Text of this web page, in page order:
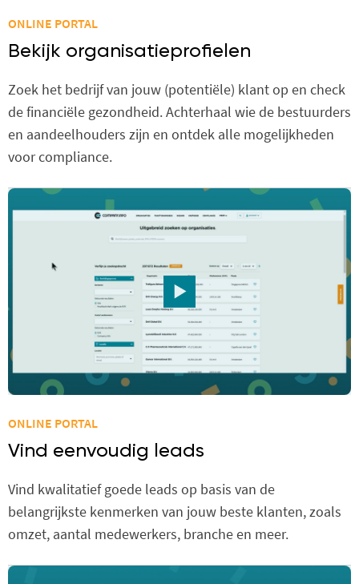
ONLINE PORTAL
Bekijk organisatieprofielen
Zoek het bedrijf van jouw (potentiële) klant op en check
de financiële gezondheid. Achterhaal wie de bestuurders
en aandeelhouders zijn en ontdek alle mogelijkheden
voor compliance.
ONLINE PORTAL
Vind eenvoudig leads
Vind kwalitatief goede leads op basis van de
belangrijkste kenmerken van jouw beste klanten, zoals
omzet, aantal medewerkers, branche en meer.